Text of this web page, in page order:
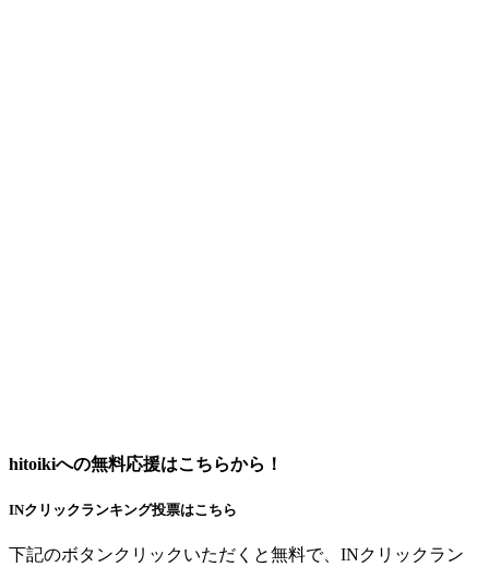
hitoikiへの無料応援はこちらから！
INクリックランキング投票はこちら
下記のボタンクリックいただくと無料で、INクリックラン